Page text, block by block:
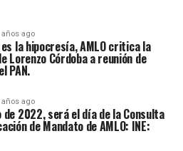
años ago
la hipocresía, AMLO critica la
Lorenzo Córdoba a reunión de
PAN.
años ago
de 2022, será el día de la Consulta
de Mandato de AMLO: INE: